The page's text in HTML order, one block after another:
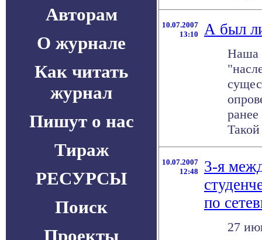
Авторам
О журнале
Как читать
журнал
Пишут о нас
Тираж
РЕСУРСЫ
Поиск
Проекты
10.07.2007
13:10
А был
Наша
10.07.2007
12:48
3-я
по
27